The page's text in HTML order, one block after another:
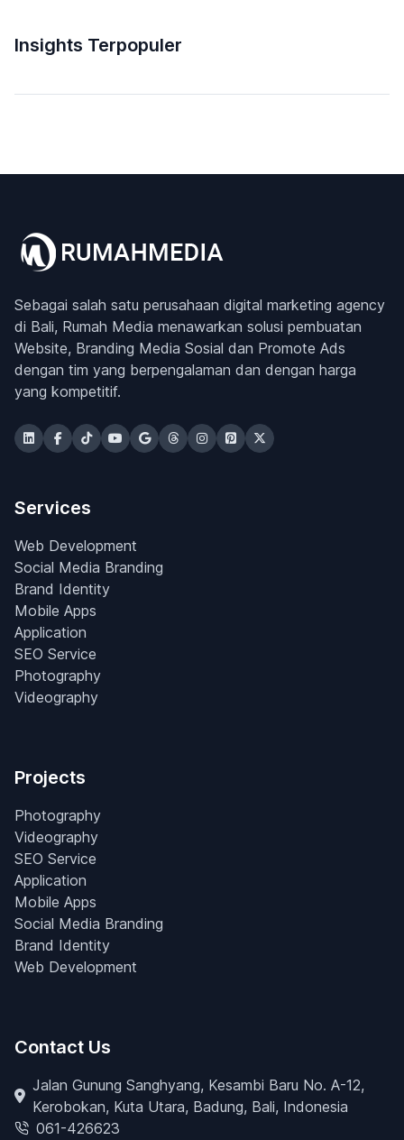
Insights Terpopuler
Sebagai salah satu perusahaan digital marketing agency
di Bali, Rumah Media menawarkan solusi pembuatan
Website, Branding Media Sosial dan Promote Ads
dengan tim yang berpengalaman dan dengan harga
yang kompetitif.
Services
Web Development
Social Media Branding
Brand Identity
Mobile Apps
Application
SEO Service
Photography
Videography
Projects
Photography
Videography
SEO Service
Application
Mobile Apps
Social Media Branding
Brand Identity
Web Development
Contact Us
Jalan Gunung Sanghyang, Kesambi Baru No. A-12,
Kerobokan, Kuta Utara, Badung, Bali, Indonesia
061-426623